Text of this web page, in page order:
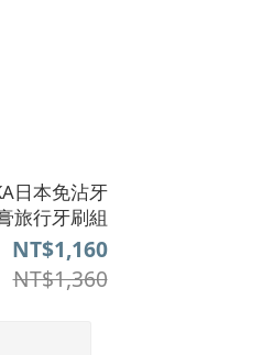
日本免沾牙
旅行牙刷組
NT$1,160
NT$1,360